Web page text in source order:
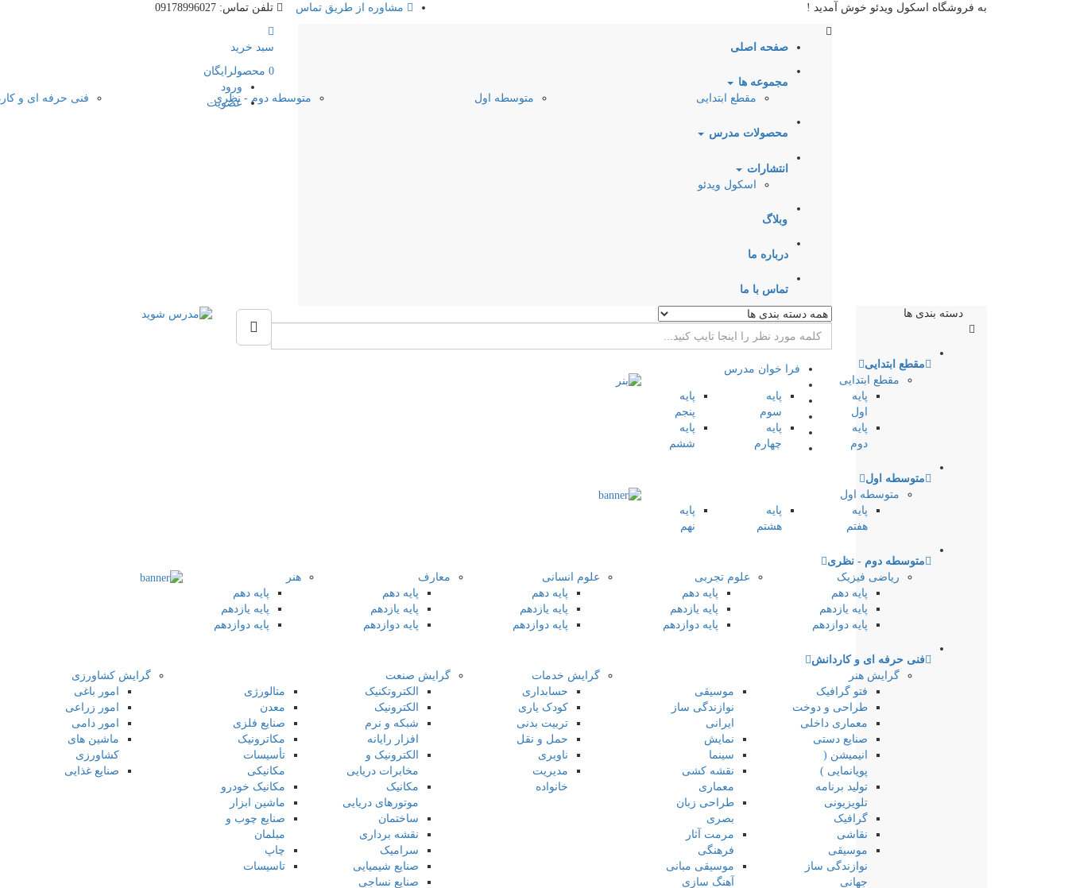
به فروشگاه اسکول ویدئو خوش آمدید ! مشاوره از طریق تماس تلفن تماس: 09178996027
صفحه اصلی
مجموعه ها
مقطع ابتدایی
متوسطه اول متوسطه دوم - نظری فنی حرفه ای و
محصولات مدرس
انتشارات
اسکول ویدئو
وبلاگ
درباره ما
تماس با ما
سبد خرید
0 محصولرایگان
ورود
عضویت
دسته بندی ها
مقطع ابتدایی
مقطع ابتدایی
پایه
اول
پایه
دوم
پایه
سوم
پایه
چهارم
پایه
پنجم
پایه
ششم
متوسطه اول
متوسطه اول
پایه
هفتم
پایه
هشتم
پایه
نهم
متوسطه دوم - نظری
ریاضی فیزیک
پایه دهم
پایه یازدهم
پایه دوازدهم
علوم تجربی
پایه دهم
پایه یازدهم
پایه دوازدهم
علوم انسانی
پایه دهم
پایه یازدهم
پایه دوازدهم
معارف
پایه دهم
پایه یازدهم
پایه دوازدهم
هنر
پایه دهم
پایه یازدهم
پایه دوازدهم
فنی حرفه ای و کاردانش
گرایش هنر
فتو گرافیک
طراحی و دوخت
معماری داخلی
صنایع دستی
انیمیشن (
پویانمایی )
تولید برنامه
تلویزیونی
گرافیک
نقاشی
موسیقی
نوازندگی ساز
جهانی
موسیقی
نوازندگی ساز
ایرانی
نمایش
سینما
نقشه کشی
معماری
طراحی زبان
بصری
مرمت آثار
فرهنگی
موسیقی مبانی
آهنگ سازی
گرایش خدمات
حسابداری
کودک یاری
تربیت بدنی
حمل و نقل
ناوبری
مدیریت
خانواده
گرایش صنعت
الکتروتکنیک
الکترونیک
شبکه و نرم
افزار رایانه
الکترونیک و
مخابرات دریایی
مکانیک
موتورهای دریایی
ساختمان
نقشه برداری
سرامیک
صنایع شیمیایی
صنایع نساجی
متالورژی
معدن
صنایع فلزی
مکاترونیک
تأسیسات
مکانیکی
مکانیک خودرو
ماشین ابزار
صنایع چوب و
مبلمان
چاپ
تاسیسات
گرایش کشاورزی
امور باغی
امور زراعی
امور دامی
ماشین های
کشاورزی
صنایع غذایی
فرا خوان مدرس